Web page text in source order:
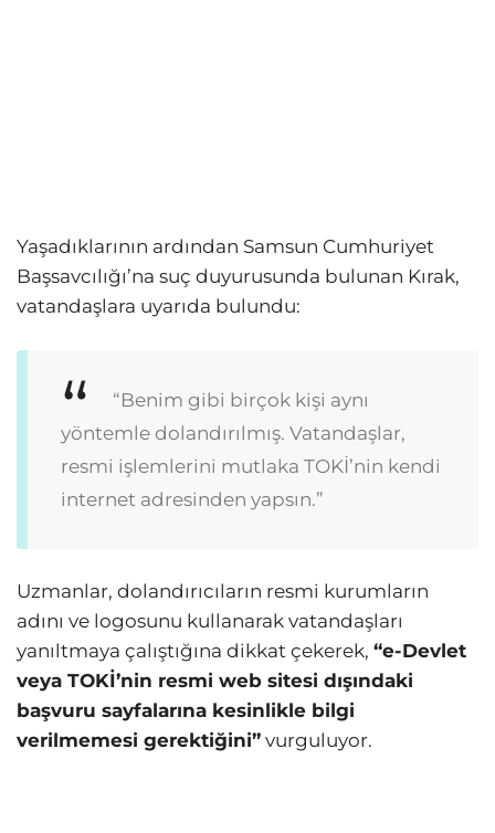
Yaşadıklarının ardından Samsun Cumhuriyet
Başsavcılığı’na suç duyurusunda bulunan Kırak,
vatandaşlara uyarıda bulundu:
“Benim gibi birçok kişi aynı
yöntemle dolandırılmış. Vatandaşlar,
resmi işlemlerini mutlaka TOKİ’nin kendi
internet adresinden yapsın.”
Uzmanlar, dolandırıcıların resmi kurumların
adını ve logosunu kullanarak vatandaşları
yanıltmaya çalıştığına dikkat çekerek, “e-Devlet
veya TOKİ’nin resmi web sitesi dışındaki
başvuru sayfalarına kesinlikle bilgi
verilmemesi gerektiğini” vurguluyor.